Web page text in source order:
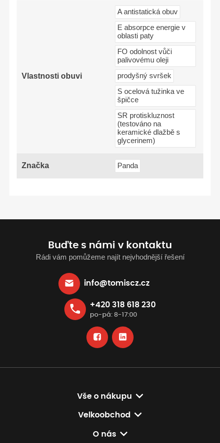
Vlastnosti obuvi
A antistatická obuv
E absorpce energie v
oblasti paty
FO odolnost vůči
palivovému oleji
prodyšný svršek
S ocelová tužinka ve
špičce
SR protiskluznost
(testováno na
keramické dlažbě s
glycerinem)
Značka Panda
Buďte s námi v kontaktu
Rádi vám pomůžeme najít nejvhodnější řešení
info@tomiscz.cz
+420 318 618 230
po-pá: 8-17:00
Vše o nákupu
Velkoobchod
O nás